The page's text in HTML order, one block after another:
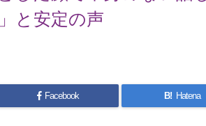
と安定の声
Facebook B! Hatena